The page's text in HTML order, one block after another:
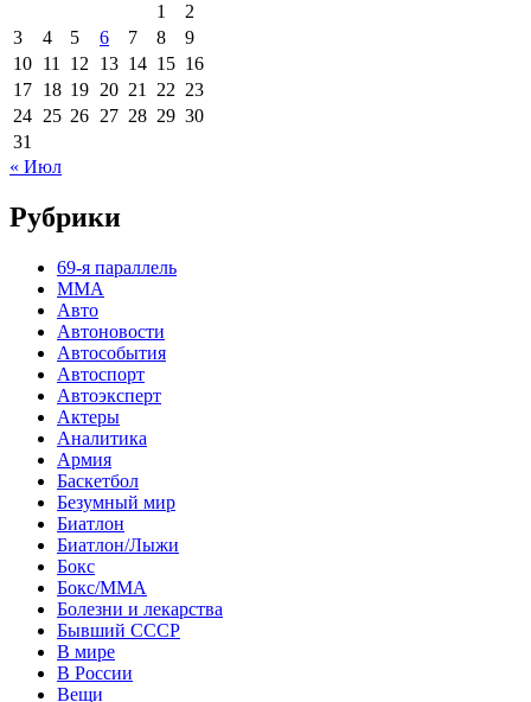
1
2
3
4 5 6 7 8
9
10 11 12 13 14 15 16
17 18 19 20 21 22 23
24 25 26 27 28 29 30
31
« Июл
Рубрики
69-я параллель
MMA
Авто
Автоновости
Автособытия
Автоспорт
Автоэксперт
Актеры
Аналитика
Армия
Баскетбол
Безумный мир
Биатлон
Биатлон/Лыжи
Бокс
Бокс/MMA
Болезни и лекарства
Бывший СССР
В мире
В России
Вещи